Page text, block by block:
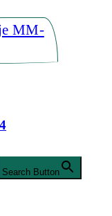
Search Button